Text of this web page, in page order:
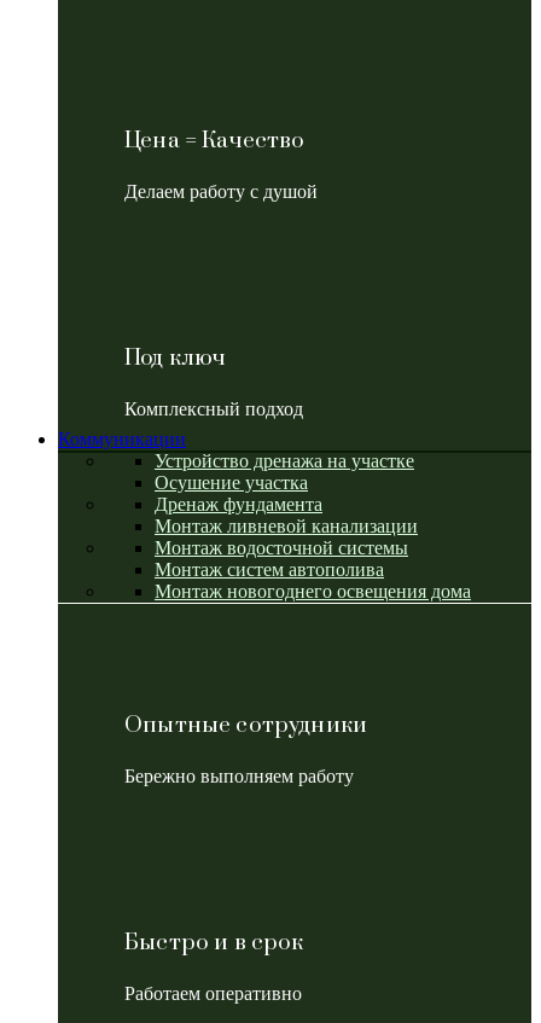
Цена = Качество
Делаем работу с душой
Под ключ
Комплексный подход
Коммуникации
Устройство дренажа на участке
Осушение участка
Дренаж фундамента
Монтаж ливневой канализации
Монтаж водосточной системы
Монтаж систем автополива
Монтаж новогоднего освещения дома
Опытные сотрудники
Бережно выполняем работу
Быстро и в срок
Работаем оперативно